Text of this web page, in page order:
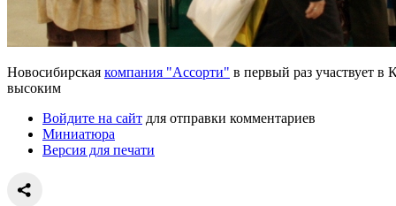
Новосибирская компания "Ассорти" в первый раз участвует
высоким
Войдите на сайт для отправки комментариев
Миниатюра
Версия для печати